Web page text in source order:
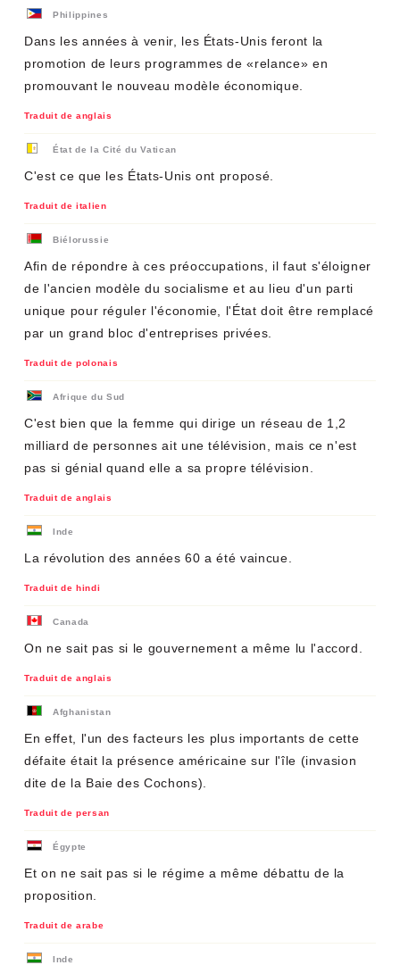
Philippines
Dans les années à venir, les États-Unis feront la
promotion de leurs programmes de «relance» en
promouvant le nouveau modèle économique.
Traduit de anglais
État de la Cité du Vatican
C'est ce que les États-Unis ont proposé.
Traduit de italien
Biélorussie
Afin de répondre à ces préoccupations, il faut s'éloigner
de l'ancien modèle du socialisme et au lieu d'un parti
unique pour réguler l'économie, l'État doit être remplacé
par un grand bloc d'entreprises privées.
Traduit de polonais
Afrique du Sud
C'est bien que la femme qui dirige un réseau de 1,2
milliard de personnes ait une télévision, mais ce n'est
pas si génial quand elle a sa propre télévision.
Traduit de anglais
Inde
La révolution des années 60 a été vaincue.
Traduit de hindi
Canada
On ne sait pas si le gouvernement a même lu l'accord.
Traduit de anglais
Afghanistan
En effet, l'un des facteurs les plus importants de cette
défaite était la présence américaine sur l'île (invasion
dite de la Baie des Cochons).
Traduit de persan
Égypte
Et on ne sait pas si le régime a même débattu de la
proposition.
Traduit de arabe
Inde